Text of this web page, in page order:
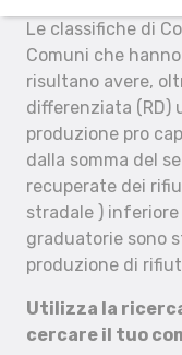
Le classifiche di
Comuni che
risultano avere,
differenziata (RD)
produzione pro
dalla somma del
recuperate dei
stradale )
graduatorie sono
produzione di
Utilizza la
cercare il tuo